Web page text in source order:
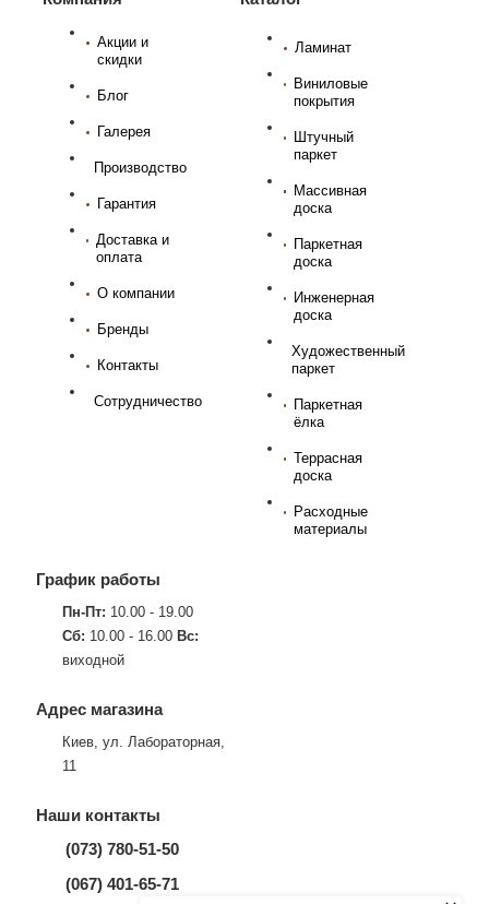
Акции и
скидки
Блог
Галерея
Производство
Гарантия
Доставка и
оплата
О компании
Бренды
Контакты
Сотрудничество
Ламинат
Виниловые
покрытия
Штучный
паркет
Массивная
доска
Паркетная
доска
Инженерная
доска
Художественный
паркет
Паркетная
ёлка
Террасная
доска
Расходные
материалы
График работы
Пн-Пт: 10.00 - 19.00
Сб: 10.00 - 16.00 Вс:
виходной
Адрес магазина
Киев, ул. Лабораторная,
11
Наши контакты
(073) 780-51-50
(067) 401-65-71